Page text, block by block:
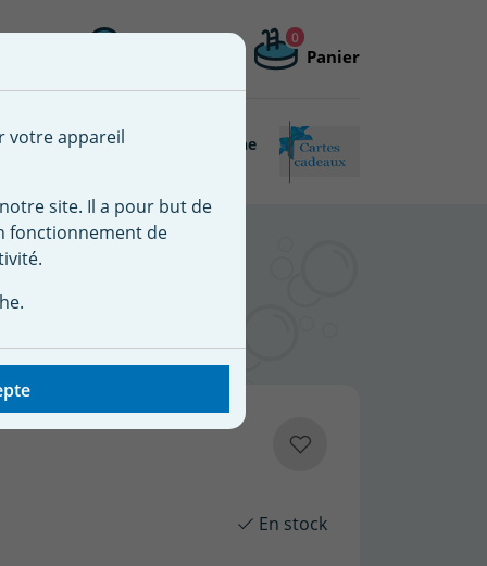
0
Panier
Piscine Matériel de piscine
liner/coque
En stock
votre appareil
site. Il a pour but de
fonctionnement de